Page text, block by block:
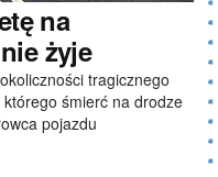
na
żyje
tragicznego
śmierć na drodze
pojazdu